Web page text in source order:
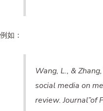
例如：
Wang, L., &
social media on
review.Journal”of